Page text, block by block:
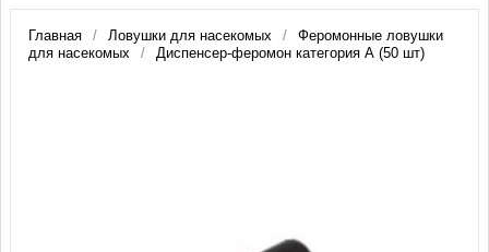
Главная Ловушки для насекомых
Феромонные ловушки
для насекомых
Диспенсер-феромон категория А (50 шт)